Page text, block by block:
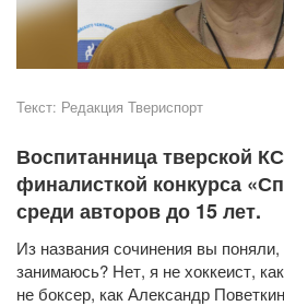
Текст: Редакция Твериспорт
Воспитанница тверской
финалисткой конкурса
среди авторов до 15 лет.
Из названия сочинения вы
занимаюсь? Нет, я не хоккеист,
не боксер, как Александр